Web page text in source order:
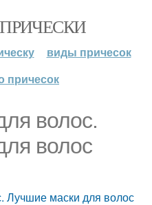
виды причесок
причесок
волос.
волос
Лучшие маски для волос